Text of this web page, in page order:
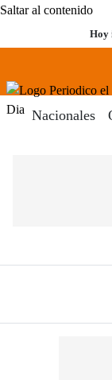
Saltar al contenido
Hoy
Menú
Nacionales